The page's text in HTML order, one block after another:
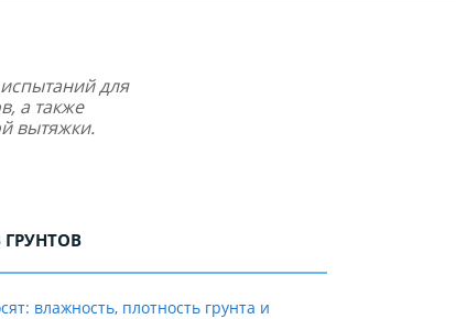
для
а также
вытяжки.
влажность, плотность грунта и